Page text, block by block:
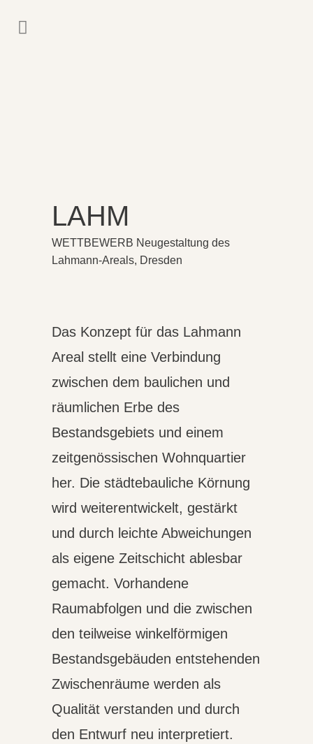
LAHM
WETTBEWERB Neugestaltung des
Lahmann-Areals, Dresden
Das Konzept für das Lahmann
Areal stellt eine Verbindung
zwischen dem baulichen und
räumlichen Erbe des
Bestandsgebiets und einem
zeitgenössischen Wohnquartier
her. Die städtebauliche Körnung
wird weiterentwickelt, gestärkt
und durch leichte Abweichungen
als eigene Zeitschicht ablesbar
gemacht. Vorhandene
Raumabfolgen und die zwischen
den teilweise winkelförmigen
Bestandsgebäuden entstehenden
Zwischenräume werden als
Qualität verstanden und durch
den Entwurf neu interpretiert.